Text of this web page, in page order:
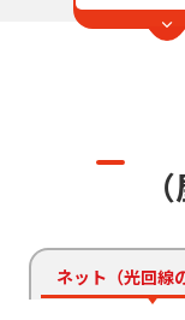
ネット（光回線